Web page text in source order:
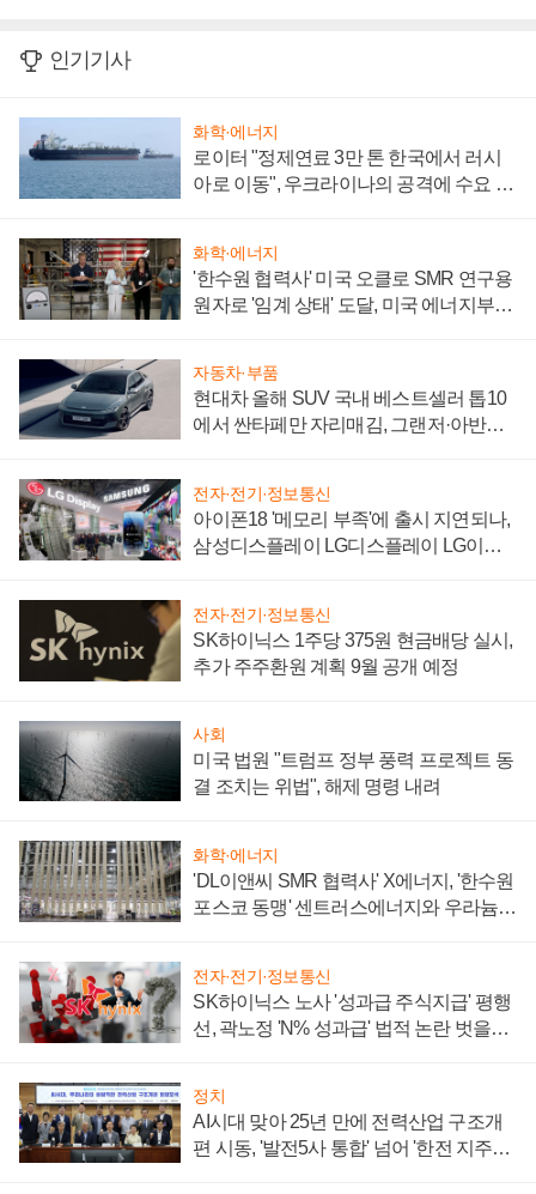
인기기사
화학·에너지
로이터 "정제연료 3만 톤 한국에서 러시
아로 이동", 우크라이나의 공격에 수요 늘
화학·에너지
'한수원 협력사' 미국 오클로 SMR 연구용
원자로 '임계 상태' 도달, 미국 에너지부
자동차·부품
현대차 올해 SUV 국내 베스트셀러 톱10
에서 싼타페만 자리매김, 그랜저·아반떼
전자·전기·정보통신
아이폰18 '메모리 부족'에 출시 지연되나,
삼성디스플레이 LG디스플레이 LG이노
전자·전기·정보통신
SK하이닉스 1주당 375원 현금배당 실시,
추가 주주환원 계획 9월 공개 예정
사회
미국 법원 "트럼프 정부 풍력 프로젝트 동
결 조치는 위법", 해제 명령 내려
화학·에너지
'DL이앤씨 SMR 협력사' X에너지, '한수원
포스코 동맹' 센트러스에너지와 우라늄
전자·전기·정보통신
SK하이닉스 노사 '성과급 주식지급' 평행
선, 곽노정 'N% 성과급' 법적 논란 벗을지
정치
AI시대 맞아 25년 만에 전력산업 구조개
편 시동, '발전5사 통합' 넘어 '한전 지주사'